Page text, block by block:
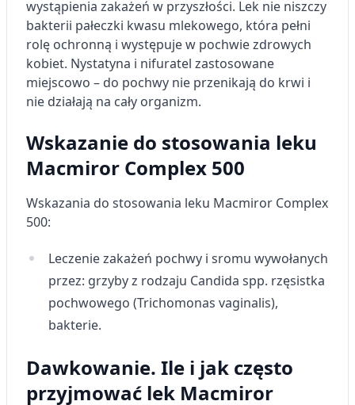
wystąpienia zakażeń w przyszłości. Lek nie niszczy
bakterii pałeczki kwasu mlekowego, która pełni
rolę ochronną i występuje w pochwie zdrowych
kobiet. Nystatyna i nifuratel zastosowane
miejscowo – do pochwy nie przenikają do krwi i
nie działają na cały organizm.
Wskazanie do stosowania leku
Macmiror Complex 500
Wskazania do stosowania leku Macmiror Complex
500:
Leczenie zakażeń pochwy i sromu wywołanych
przez: grzyby z rodzaju Candida spp. rzęsistka
pochwowego (Trichomonas vaginalis),
bakterie.
Dawkowanie. Ile i jak często
przyjmować lek Macmiror